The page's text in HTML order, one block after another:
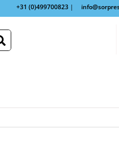
+31 (0)499700823 |